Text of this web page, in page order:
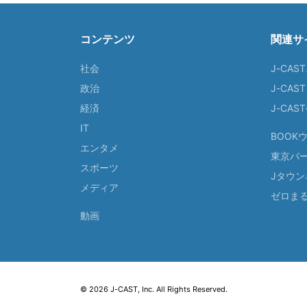
コンテンツ
社会
政治
経済
IT
エンタメ
スポーツ
メディア
動画
関連サ
J-
J-
J-
BOOK
東京バ
Jタウン
ゼロま
© 2026 J-CAST, Inc. All Rights Reserved.